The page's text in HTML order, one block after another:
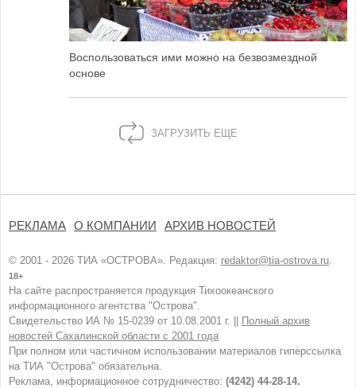
Воспользоваться ими можно на безвозмездной
основе
ЗАГРУЗИТЬ ЕЩЕ
РЕКЛАМА О КОМПАНИИ АРХИВ НОВОСТЕЙ
© 2001 - 2026 ТИА «ОСТРОВА». Редакция: redaktor@tia-ostrova.ru.
18+
На сайте распространяется продукция Тихоокеанского
информационного агентства "Острова".
Свидетельство ИА № 15-0239 от 10.08.2001 г. ||
Полный архив
новостей Сахалинской области с 2001 года
При полном или частичном использовании материалов гиперссылка
на ТИА "Острова" обязательна.
Реклама, информационное сотрудничество: (4242) 44-28-14.